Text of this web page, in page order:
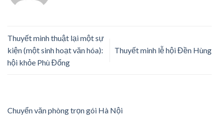
Thuyết minh thuật lại một sự
kiện (một sinh hoạt văn hóa):
hội khỏe Phù Đổng
Thuyết minh lễ hội Đền Hùng
Chuyển văn phòng trọn gói Hà Nội